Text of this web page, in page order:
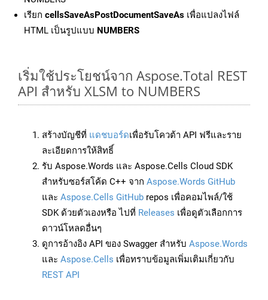
เรียก cellsSaveAsPostDocumentSaveAs เพื่อแปลงไฟล์
HTML เป็นรูปแบบ NUMBERS
เริ่มใช้ประโยชน์จาก Aspose.Total REST
API สำหรับ XLSM to NUMBERS
สร้างบัญชีที่ แดชบอร์ดเพื่อรับโควต้า API ฟรีและราย
ละเอียดการให้สิทธิ์
รับ Aspose.Words และ Aspose.Cells Cloud SDK
สำหรับซอร์สโค้ด C++ จาก Aspose.Words GitHub
และ Aspose.Cells GitHub repos เพื่อคอมไพล์/ใช้
SDK ด้วยตัวเองหรือ ไปที่ Releases เพื่อดูตัวเลือกการ
ดาวน์โหลดอื่นๆ
ดูการอ้างอิง API ของ Swagger สำหรับ Aspose.Words
และ Aspose.Cells เพื่อทราบข้อมูลเพิ่มเติมเกี่ยวกับ
REST API